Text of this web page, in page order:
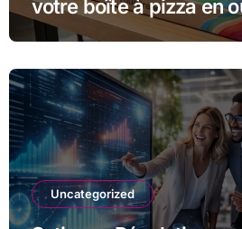
votre boîte à pizza en
unique
Uncategorized